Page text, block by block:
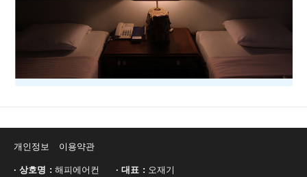
개인정보 이용약관
· 상호명 해피에어컨 · 대표 오재기